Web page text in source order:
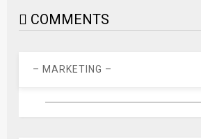
COMMENTS
– MARKETING –